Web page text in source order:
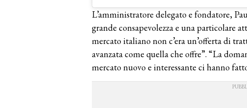
L’amministratore delegato e fondatore,
grande consapevolezza e una particolare
mercato italiano non c’era un’offerta di
avanzata come quella che offre”. “La
mercato nuovo e interessante ci hanno